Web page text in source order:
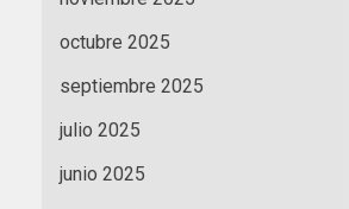
octubre 2025
septiembre 2025
julio 2025
junio 2025